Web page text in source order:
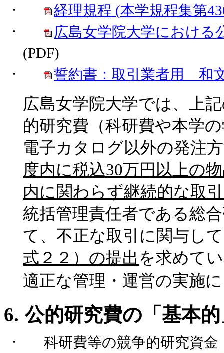
· 経理規程 (本学規程集第
·
広島女学院大学における
(PDF)
· 誓約書：取引業者用 和
広島女学院大学では、上
的研究費（科研費や本学
電子カタログ以外の発注
度内に税込30万円以上の
内に関わらず継続的な取
統括管理責任者である総
て、不正な取引に関与し
式２２）の提出 を求めて
適正な管理・運営の実施
6. 公的研究費の「基本
·
科研費等の競争的研究資金